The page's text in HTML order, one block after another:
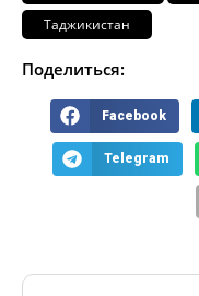
Таджикистан
Поделиться:
Facebook
Telegram